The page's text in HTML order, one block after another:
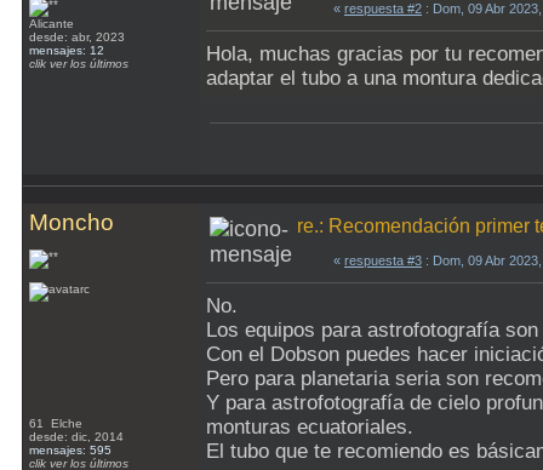
Alicante
desde: abr, 2023
mensajes: 12
clik ver los últimos
« respuesta #2 : Dom, 09 Abr
Hola, muchas gracias por tu
adaptar el tubo a una montura
Moncho
61 Elche
desde: dic, 2014
mensajes: 595
clik ver los últimos
re.: Recomendación primer
« respuesta #3 : Dom, 09 Abr
No.
Los equipos para astrofotografía
Con el Dobson puedes hacer
Pero para planetaria seria son
Y para astrofotografía de cielo
monturas ecuatoriales.
El tubo que te recomiendo es